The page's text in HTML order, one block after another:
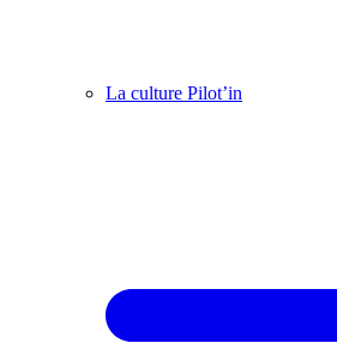
La culture Pilot’in